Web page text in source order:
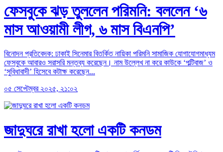
ফেসবুকে ঝড় তুললেন পরিমনি: বললেন ‘৬
মাস আওয়ামী লীগ, ৬ মাস বিএনপি’
বিনোদন প্রতিবেদক: ঢাকাই সিনেমার বিতর্কিত নায়িকা পরিমনি সামাজিক যোগাযোগমাধ্যম
ফেসবুকে আবারও সরাসরি মন্তব্য করেছেন। নাম উল্লেখ না করে কাউকে ‘পল্টিবাজ’ ও
‘সুবিধাবাদী’ হিসেবে কটাক্ষ করেছেন...
০৫ সেপ্টেম্বর ২০২৫, ২১:০২
জাদুঘরে রাখা হলো একটি কনডম